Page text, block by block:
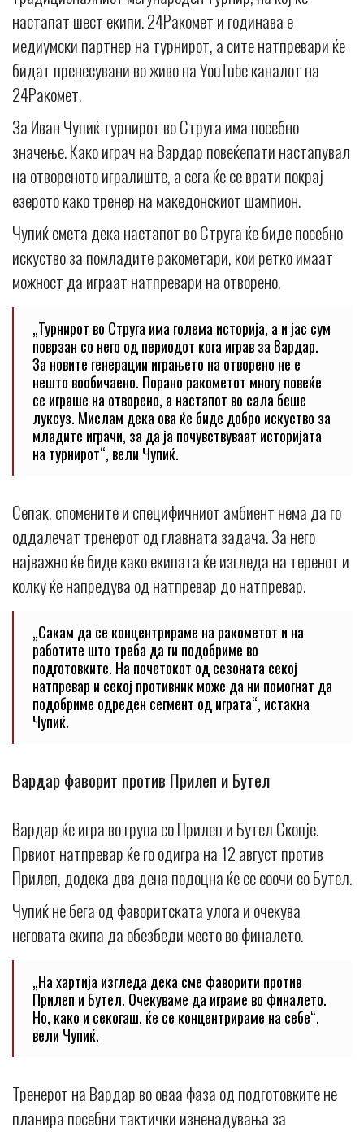
настапат шест екипи. 24Ракомет и годинава е
медиумски партнер на турнирот, а сите натпревари ќе
бидат пренесувани во живо на YouTube каналот на
24Ракомет.
За Иван Чупиќ турнирот во Струга има посебно
значење. Како играч на Вардар повеќепати настапувал
на отвореното игралиште, а сега ќе се врати покрај
езерото како тренер на македонскиот шампион.
Чупиќ смета дека настапот во Струга ќе биде посебно
искуство за помладите ракометари, кои ретко имаат
можност да играат натпревари на отворено.
„Турнирот во Струга има голема историја, а и јас сум
поврзан со него од периодот кога играв за Вардар.
За новите генерации играњето на отворено не е
нешто вообичаено. Порано ракометот многу повеќе
се играше на отворено, а настапот во сала беше
луксуз. Мислам дека ова ќе биде добро искуство за
младите играчи, за да ја почувствуваат историјата
на турнирот“, вели Чупиќ.
Сепак, спомените и специфичниот амбиент нема да го
оддалечат тренерот од главната задача. За него
најважно ќе биде како екипата ќе изгледа на теренот и
колку ќе напредува од натпревар до натпревар.
„Сакам да се концентрираме на ракометот и на
работите што треба да ги подобриме во
подготовките. На почетокот од сезоната секој
натпревар и секој противник може да ни помогнат да
подобриме одреден сегмент од играта“, истакна
Чупиќ.
Вардар фаворит против Прилеп и Бутел
Вардар ќе игра во група со Прилеп и Бутел Скопје.
Првиот натпревар ќе го одигра на 12 август против
Прилеп, додека два дена подоцна ќе се соочи со Бутел.
Чупиќ не бега од фаворитската улога и очекува
неговата екипа да обезбеди место во финалето.
„На хартија изгледа дека сме фаворити против
Прилеп и Бутел. Очекуваме да играме во финалето.
Но, како и секогаш, ќе се концентрираме на себе“,
вели Чупиќ.
Тренерот на Вардар во оваа фаза од подготовките не
планира посебни тактички изненадувања за